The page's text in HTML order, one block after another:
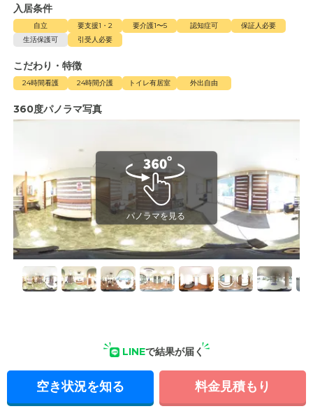
入居条件
自立 要支援1・2 要介護1〜5 認知症可
保証人必要
生活保護可
引受人必要
こだわり・特徴
24時間看護 24時間介護 トイレ有居室 外出自由
360度パノラマ写真
LINEで結果が届く
空き状況を知る 料金見積もり